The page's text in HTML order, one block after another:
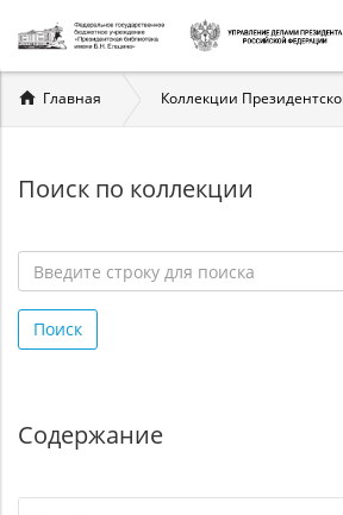
Вы
здесь
Главная Коллекции
Поиск по коллекции
строку
для
Поиск
Содержание